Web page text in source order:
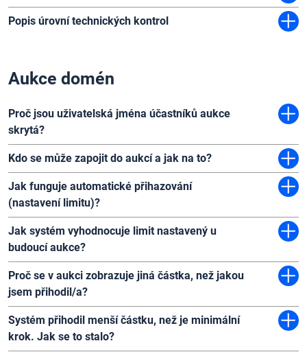
Popis úrovní technických kontrol
Aukce domén
Proč jsou uživatelská jména účastníků aukce
skrytá?
Kdo se může zapojit do aukcí a jak na to?
Jak funguje automatické přihazování
(nastavení limitu)?
Jak systém vyhodnocuje limit nastavený u
budoucí aukce?
Proč se v aukci zobrazuje jiná částka, než jakou
jsem přihodil/a?
Systém přihodil menší částku, než je minimální
krok. Jak se to stalo?